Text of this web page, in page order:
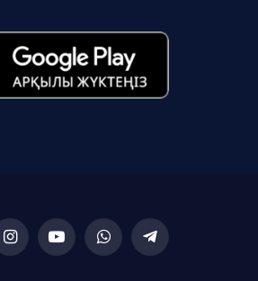
InstagramYouTubeWhatsAppTelegram